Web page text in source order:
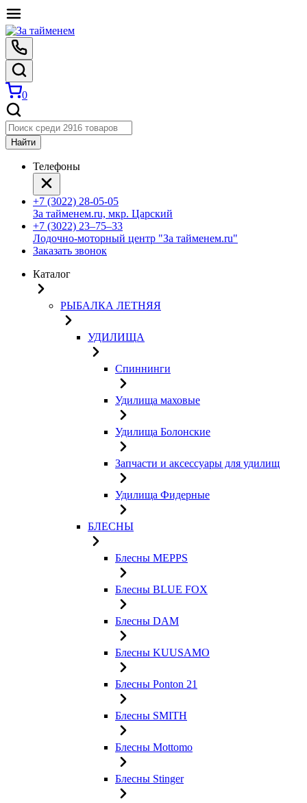
0
Найти
Телефоны
+7 (3022) 28-05-05
За тайменем.ru, мкр. Царский
+7 (3022) 23‒75‒33
Лодочно-моторный центр "За тайменем.ru"
Заказать звонок
Каталог
РЫБАЛКА ЛЕТНЯЯ
УДИЛИЩА
Спиннинги
Удилища маховые
Удилища Болонские
Запчасти и аксессуары для удилищ
Удилища Фидерные
БЛЕСНЫ
Блесны MEPPS
Блесны BLUE FOX
Блесны DAM
Блесны KUUSAMO
Блесны Ponton 21
Блесны SMITH
Блесны Mottomo
Блесны Stinger